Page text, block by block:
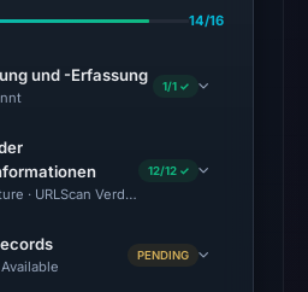
14/16
und -Erfassung
1/1 ✓
· URLScan Verdict · Cloudflare Radar
12/12 ✓
PENDING